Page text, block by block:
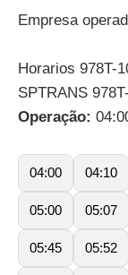
Empresa
Horarios 978T-
SPTRANS
Operação:
04:00 04:10
05:00 05:07
05:45 05:52